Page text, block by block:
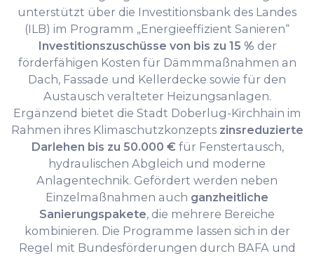
unterstützt über die Investitionsbank des Landes
(ILB) im Programm „Energieeffizient Sanieren“
Investitionszuschüsse von bis zu 15 % der
förderfähigen Kosten für Dämmmaßnahmen an
Dach, Fassade und Kellerdecke sowie für den
Austausch veralteter Heizungsanlagen.
Ergänzend bietet die Stadt Doberlug-Kirchhain im
Rahmen ihres Klimaschutzkonzepts zinsreduzierte
Darlehen bis zu 50.000 € für Fenstertausch,
hydraulischen Abgleich und moderne
Anlagentechnik. Gefördert werden neben
Einzelmaßnahmen auch ganzheitliche
Sanierungspakete, die mehrere Bereiche
kombinieren. Die Programme lassen sich in der
Regel mit Bundesförderungen durch BAFA und